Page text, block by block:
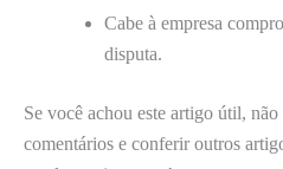
Cabe à empresa
disputa.
Se você achou este artigo útil,
comentários e conferir outros